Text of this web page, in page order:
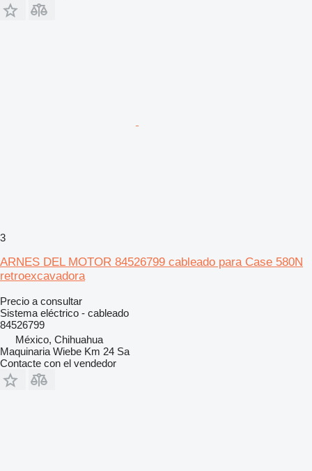
3
ARNES DEL MOTOR 84526799 cableado para Case 580N
retroexcavadora
Precio a consultar
Sistema eléctrico - cableado
84526799
México, Chihuahua
Maquinaria Wiebe Km 24 Sa
Contacte con el vendedor